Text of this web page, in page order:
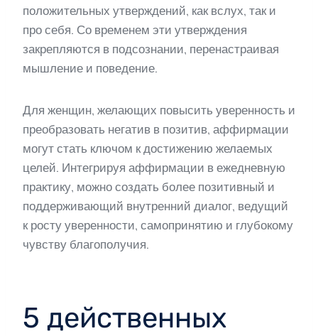
положительных утверждений, как вслух, так и
про себя. Со временем эти утверждения
закрепляются в подсознании, перенастраивая
мышление и поведение.
Для женщин, желающих повысить уверенность и
преобразовать негатив в позитив, аффирмации
могут стать ключом к достижению желаемых
целей. Интегрируя аффирмации в ежедневную
практику, можно создать более позитивный и
поддерживающий внутренний диалог, ведущий
к росту уверенности, самопринятию и глубокому
чувству благополучия.
5 действенных